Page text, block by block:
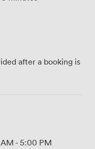
after a booking is
- 5:00 PM